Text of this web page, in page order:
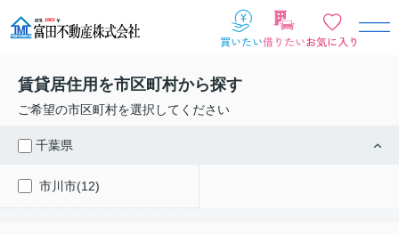
賃貸居住用を市区町村から探す
ご希望の市区町村を選択してください
千葉県
市川市(12)